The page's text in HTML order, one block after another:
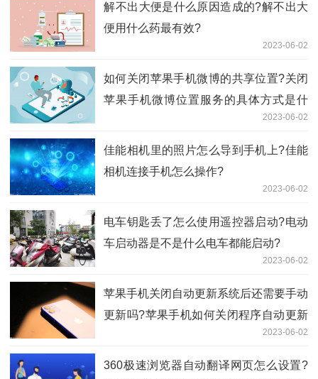
​解不出大便是什么原因造成的?解不出大
便用什么药最有效?
2023-06-02
如何关闭苹果手机微博的共享位置?关闭
苹果手机微博位置服务的具体方式是什
2023-06-02
佳能相机里的照片怎么导到手机上?佳能
相机连接手机怎么操作?
2023-06-02
电车钥匙丢了怎么使用遥控器启动?电动
车启动器是不是什么电车都能启动?
2023-06-02
苹果手机关闭自动更新系统后还需要手动
更新吗?苹果手机如何关闭程序自动更新
2023-06-02
360极速浏览器自动翻译网页怎么设置?